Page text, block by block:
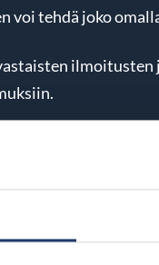
voi tehdä joko
ilmoitusten
ilmoituskanavan